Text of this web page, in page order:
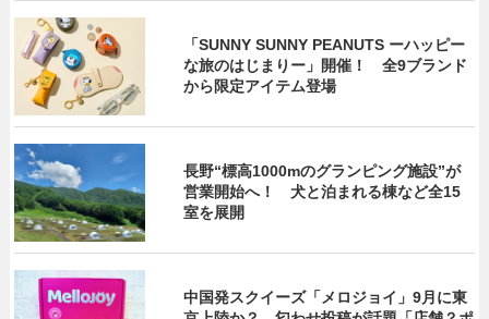
「SUNNY SUNNY PEANUTS ーハッピー
な旅のはじまりー」開催！ 全9ブランド
から限定アイテム登場
長野“標高1000mのグランピング施設”が
営業開始へ！ 犬と泊まれる棟など全15
室を展開
中国発スクイーズ「メロジョイ」9月に東